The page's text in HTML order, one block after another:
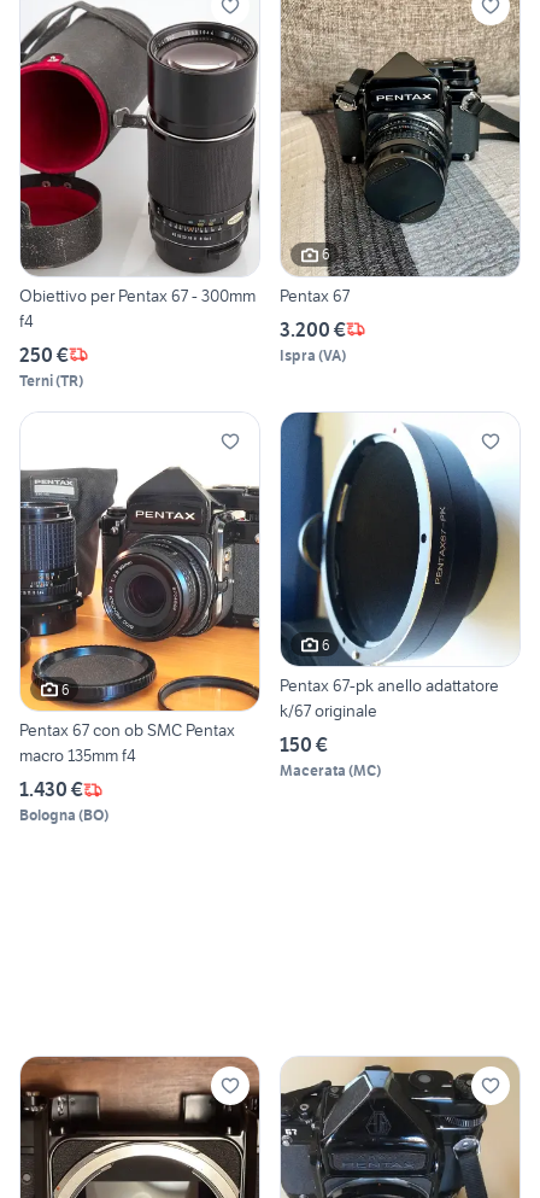
Obiettivo per Pentax 67 - 300mm
f4
250 €
Terni(TR)
6
Pentax 67
3.200 €
Ispra (VA)
6
Pentax 67 con ob SMC Pentax
macro 135mm f4
1.430 €
Bologna (BO)
6
Pentax 67-pk anello adattatore
k/67 originale
150 €
Macerata (MC)